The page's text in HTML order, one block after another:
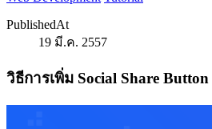
PublishedAt
19 มี.ค. 2557
วิธีการเพิ่ม Social Share